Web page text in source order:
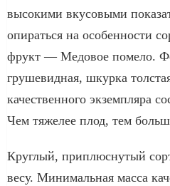
высокими вкусовыми
опираться на особенности
фрукт — Медовое помело.
грушевидная, шкурка
качественного экземпляра
Чем тяжелее плод, тем
Круглый, приплюснутый
весу. Минимальная масса